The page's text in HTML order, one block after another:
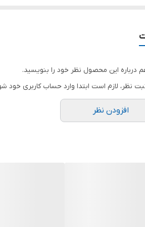
درباره این محصول نظر خود را بنویسید.
نظر، لازم است ابتدا وارد حساب کاربری خود
افزودن نظر